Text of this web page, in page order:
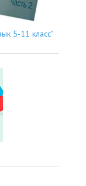
5-11 класс"